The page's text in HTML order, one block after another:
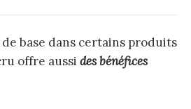
base dans certains produits
offre aussi des bénéfices